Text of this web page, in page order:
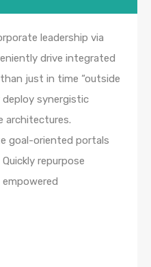
leadership via
drive integrated
just in time “outside
deploy synergistic
architectures.
goal-oriented portals
repurpose